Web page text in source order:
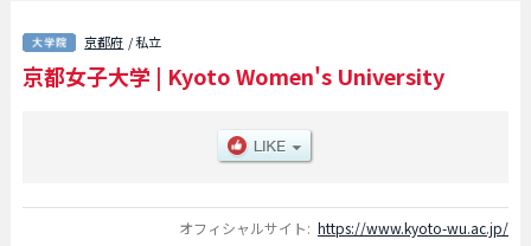
政学研究科や現代社会研究科や発達教育学研究科や法学研究科等、研究科別
情報や、募集定員や合格者数など入試情報、施設案内、アクセスなど外国人
留学生に必要な情報を掲載しているので是非ご利用ください。
京都府 / 私立
京都女子大学 | Kyoto Women's University
オフィシャルサイト: https://www.kyoto-wu.ac.jp/